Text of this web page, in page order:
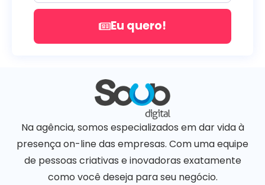
Eu quero!
Na agência, somos especializados em dar vida à
presença on-line das empresas. Com uma equipe
de pessoas criativas e inovadoras exatamente
como você deseja para seu negócio.